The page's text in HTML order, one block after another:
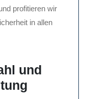
profitieren wir
in allen
und